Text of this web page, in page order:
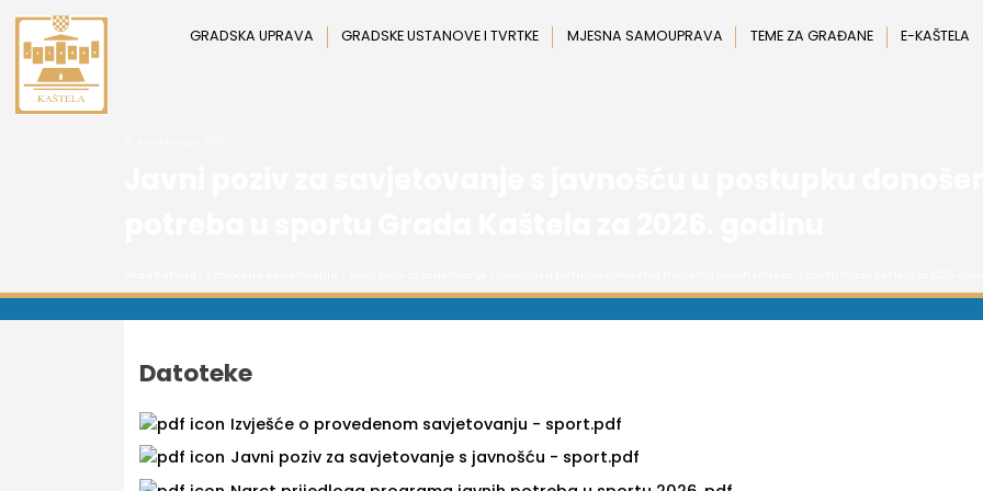
Preskoči
sadržaj
GRADSKA UPRAVA GRADSKE USTANOVE I TVRTKE MJESNA SAMOUPRAVA TEME ZA GRAĐANE E-KAŠTELA
Datoteke
Izvješće o provedenom savjetovanju - sport.pdf
Javni poziv za savjetovanje s javnošću - sport.pdf